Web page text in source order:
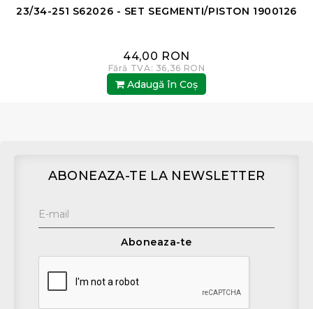
23/34-251 S62026 - SET SEGMENTI/PISTON 1900126
44,00 RON
Fără TVA: 36,36 RON
Adaugă în Coş
ABONEAZA-TE LA NEWSLETTER
Aboneaza-te